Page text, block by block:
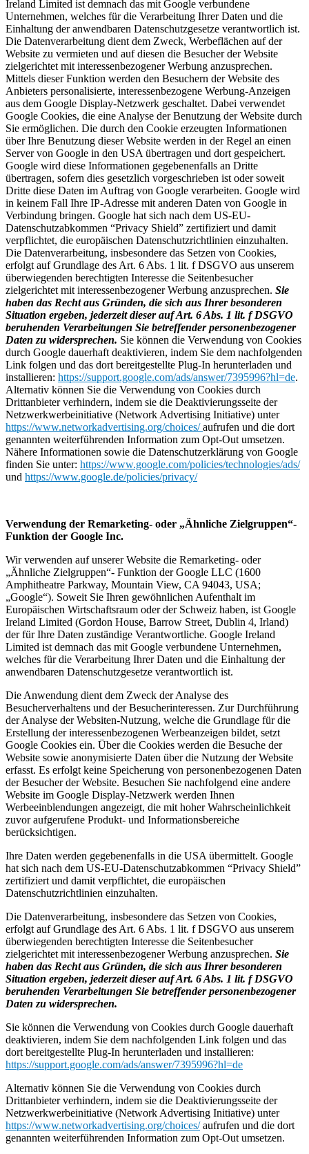
Ireland Limited ist demnach das mit Google verbundene
Unternehmen, welches für die Verarbeitung Ihrer Daten und die
Einhaltung der anwendbaren Datenschutzgesetze verantwortlich ist.
Die Datenverarbeitung dient dem Zweck, Werbeflächen auf der
Website zu vermieten und auf diesen die Besucher der Website
zielgerichtet mit interessenbezogener Werbung anzusprechen.
Mittels dieser Funktion werden den Besuchern der Website des
Anbieters personalisierte, interessenbezogene Werbung-Anzeigen
aus dem Google Display-Netzwerk geschaltet. Dabei verwendet
Google Cookies, die eine Analyse der Benutzung der Website durch
Sie ermöglichen. Die durch den Cookie erzeugten Informationen
über Ihre Benutzung dieser Website werden in der Regel an einen
Server von Google in den USA übertragen und dort gespeichert.
Google wird diese Informationen gegebenenfalls an Dritte
übertragen, sofern dies gesetzlich vorgeschrieben ist oder soweit
Dritte diese Daten im Auftrag von Google verarbeiten. Google wird
in keinem Fall Ihre IP-Adresse mit anderen Daten von Google in
Verbindung bringen. Google hat sich nach dem US-EU-
Datenschutzabkommen “Privacy Shield” zertifiziert und damit
verpflichtet, die europäischen Datenschutzrichtlinien einzuhalten.
Die Datenverarbeitung, insbesondere das Setzen von Cookies,
erfolgt auf Grundlage des Art. 6 Abs. 1 lit. f DSGVO aus unserem
überwiegenden berechtigten Interesse die Seitenbesucher
zielgerichtet mit interessenbezogener Werbung anzusprechen. Sie
haben das Recht aus Gründen, die sich aus Ihrer besonderen
Situation ergeben, jederzeit dieser auf Art. 6 Abs. 1 lit. f DSGVO
beruhenden Verarbeitungen Sie betreffender personenbezogener
Daten zu widersprechen. Sie können die Verwendung von Cookies
durch Google dauerhaft deaktivieren, indem Sie dem nachfolgenden
Link folgen und das dort bereitgestellte Plug-In herunterladen und
installieren: https://support.google.com/ads/answer/7395996?hl=de.
Alternativ können Sie die Verwendung von Cookies durch
Drittanbieter verhindern, indem sie die Deaktivierungsseite der
Netzwerkwerbeinitiative (Network Advertising Initiative) unter
https://www.networkadvertising.org/choices/aufrufen und die dort
genannten weiterführenden Information zum Opt-Out umsetzen.
Nähere Informationen sowie die Datenschutzerklärung von Google
finden Sie unter: https://www.google.com/policies/technologies/ads/
und https://www.google.de/policies/privacy/
Verwendung der Remarketing- oder „Ähnliche Zielgruppen“-
Funktion der Google Inc.
Wir verwenden auf unserer Website die Remarketing- oder
„Ähnliche Zielgruppen“- Funktion der Google LLC (1600
Amphitheatre Parkway, Mountain View, CA 94043, USA;
„Google“). Soweit Sie Ihren gewöhnlichen Aufenthalt im
Europäischen Wirtschaftsraum oder der Schweiz haben, ist Google
Ireland Limited (Gordon House, Barrow Street, Dublin 4, Irland)
der für Ihre Daten zuständige Verantwortliche. Google Ireland
Limited ist demnach das mit Google verbundene Unternehmen,
welches für die Verarbeitung Ihrer Daten und die Einhaltung der
anwendbaren Datenschutzgesetze verantwortlich ist.
Die Anwendung dient dem Zweck der Analyse des
Besucherverhaltens und der Besucherinteressen. Zur Durchführung
der Analyse der Websiten-Nutzung, welche die Grundlage für die
Erstellung der interessenbezogenen Werbeanzeigen bildet, setzt
Google Cookies ein. Über die Cookies werden die Besuche der
Website sowie anonymisierte Daten über die Nutzung der Website
erfasst. Es erfolgt keine Speicherung von personenbezogenen Daten
der Besucher der Website. Besuchen Sie nachfolgend eine andere
Website im Google Display-Netzwerk werden Ihnen
Werbeeinblendungen angezeigt, die mit hoher Wahrscheinlichkeit
zuvor aufgerufene Produkt- und Informationsbereiche
berücksichtigen.
Ihre Daten werden gegebenenfalls in die USA übermittelt. Google
hat sich nach dem US-EU-Datenschutzabkommen “Privacy Shield”
zertifiziert und damit verpflichtet, die europäischen
Datenschutzrichtlinien einzuhalten.
Die Datenverarbeitung, insbesondere das Setzen von Cookies,
erfolgt auf Grundlage des Art. 6 Abs. 1 lit. f DSGVO aus unserem
überwiegenden berechtigten Interesse die Seitenbesucher
zielgerichtet mit interessenbezogener Werbung anzusprechen. Sie
haben das Recht aus Gründen, die sich aus Ihrer besonderen
Situation ergeben, jederzeit dieser auf Art. 6 Abs. 1 lit. f DSGVO
beruhenden Verarbeitungen Sie betreffender personenbezogener
Daten zu widersprechen.
Sie können die Verwendung von Cookies durch Google dauerhaft
deaktivieren, indem Sie dem nachfolgenden Link folgen und das
dort bereitgestellte Plug-In herunterladen und installieren:
https://support.google.com/ads/answer/7395996?hl=de
Alternativ können Sie die Verwendung von Cookies durch
Drittanbieter verhindern, indem sie die Deaktivierungsseite der
Netzwerkwerbeinitiative (Network Advertising Initiative) unter
https://www.networkadvertising.org/choices/aufrufen und die dort
genannten weiterführenden Information zum Opt-Out umsetzen.